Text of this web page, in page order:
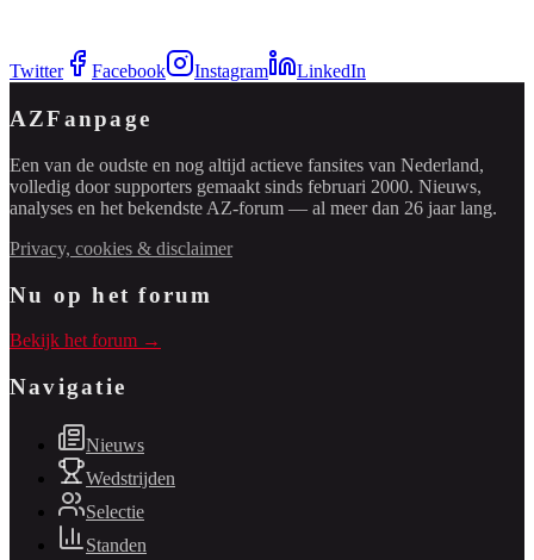
Twitter Facebook Instagram LinkedIn
AZFanpage
Een van de oudste en nog altijd actieve fansites van Nederland,
volledig door supporters gemaakt sinds februari 2000. Nieuws,
analyses en het bekendste AZ-forum — al meer dan 26 jaar lang.
Privacy, cookies & disclaimer
Nu op het forum
Bekijk het forum →
Navigatie
Nieuws
Wedstrijden
Selectie
Standen